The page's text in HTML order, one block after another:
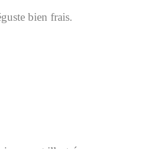
bien frais.